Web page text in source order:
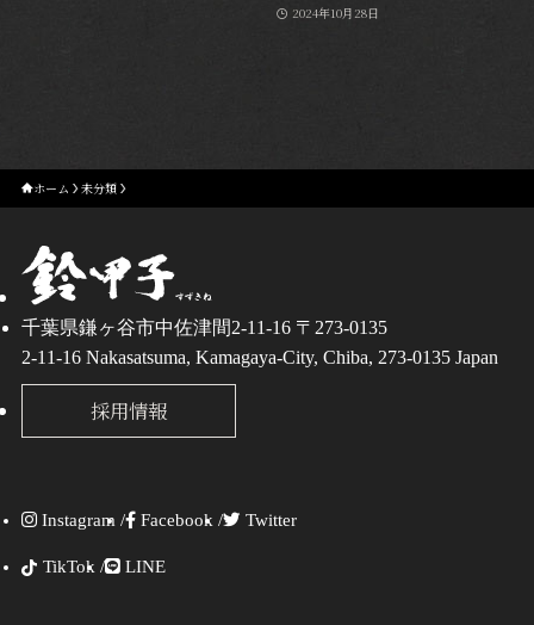
2024年10月28日
ホーム 未分類
千葉県鎌ヶ谷市中佐津間2-11-16 〒273-0135
2-11-16 Nakasatsuma, Kamagaya-City, Chiba, 273-0135 Japan
採用情報
Instagram / Facebook / Twitter
TikTok / LINE